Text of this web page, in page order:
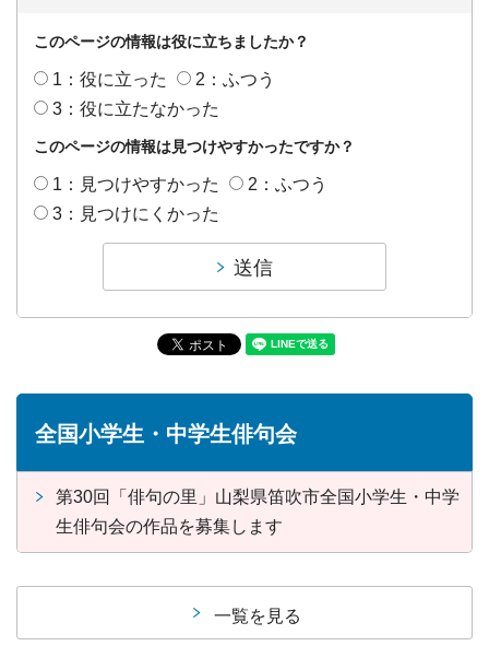
このページの情報は役に立ちましたか？
1：役に立った
2：ふつう
3：役に立たなかった
このページの情報は見つけやすかったですか？
1：見つけやすかった
2：ふつう
3：見つけにくかった
全国小学生・中学生俳句会
第30回「俳句の里」山梨県笛吹市全国小学生・中学
生俳句会の作品を募集します
一覧を見る